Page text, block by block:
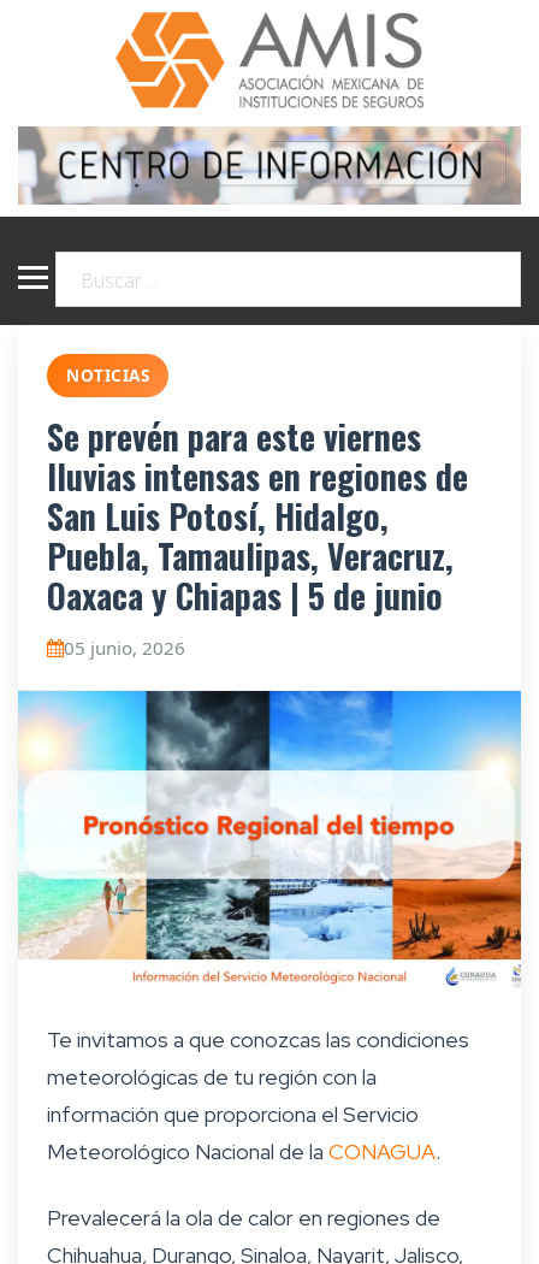
NOTICIAS
Se prevén para este viernes
lluvias intensas en regiones de
San Luis Potosí, Hidalgo,
Puebla, Tamaulipas, Veracruz,
Oaxaca y Chiapas | 5 de junio
05 junio, 2026
Te invitamos a que conozcas las condiciones
meteorológicas de tu región con la
información que proporciona el Servicio
Meteorológico Nacional de la CONAGUA.
Prevalecerá la ola de calor en regiones de
Chihuahua, Durango, Sinaloa, Nayarit, Jalisco,